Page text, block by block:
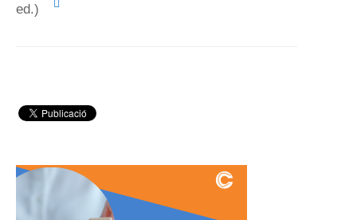
ed.)